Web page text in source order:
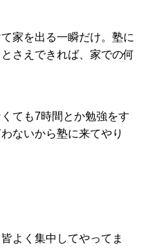
家を出る一瞬だけ。塾に
さえできれば、家での何
ても7時間とか勉強をす
ないから塾に来てやり
よく集中してやってま